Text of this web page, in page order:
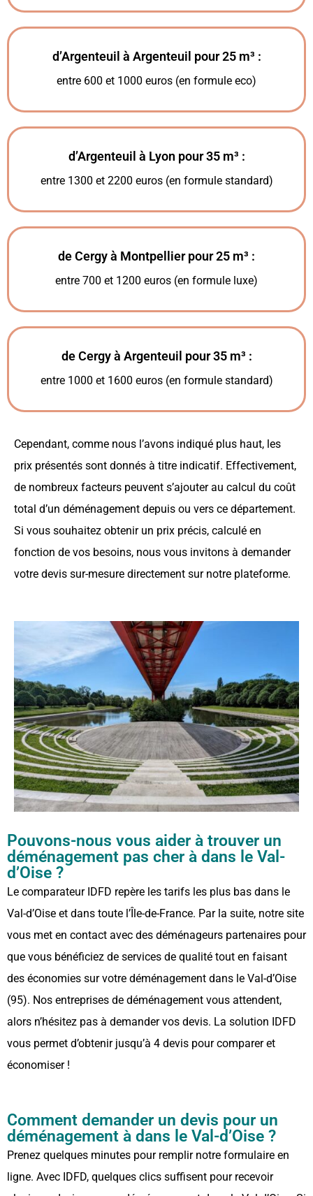
d’Argenteuil à Argenteuil pour 25 m³ :
entre 600 et 1000 euros (en formule eco)
d’Argenteuil à Lyon pour 35 m³ :
entre 1300 et 2200 euros (en formule standard)
de Cergy à Montpellier pour 25 m³ :
entre 700 et 1200 euros (en formule luxe)
de Cergy à Argenteuil pour 35 m³ :
entre 1000 et 1600 euros (en formule standard)
Cependant, comme nous l’avons indiqué plus haut, les
prix présentés sont donnés à titre indicatif. Effectivement,
de nombreux facteurs peuvent s’ajouter au calcul du coût
total d’un déménagement depuis ou vers ce département.
Si vous souhaitez obtenir un prix précis, calculé en
fonction de vos besoins, nous vous invitons à demander
votre devis sur-mesure directement sur notre plateforme.
Pouvons-nous vous aider à trouver un
déménagement pas cher à dans le Val-
d’Oise ?
Le comparateur IDFD repère les tarifs les plus bas dans le
Val-d’Oise et dans toute l’Île-de-France. Par la suite, notre site
vous met en contact avec des déménageurs partenaires pour
que vous bénéficiez de services de qualité tout en faisant
des économies sur votre déménagement dans le Val-d’Oise
(95). Nos entreprises de déménagement vous attendent,
alors n’hésitez pas à demander vos devis. La solution IDFD
vous permet d’obtenir jusqu’à 4 devis pour comparer et
économiser !
Comment demander un devis pour un
déménagement à dans le Val-d’Oise ?
Prenez quelques minutes pour remplir notre formulaire en
ligne. Avec IDFD, quelques clics suffisent pour recevoir